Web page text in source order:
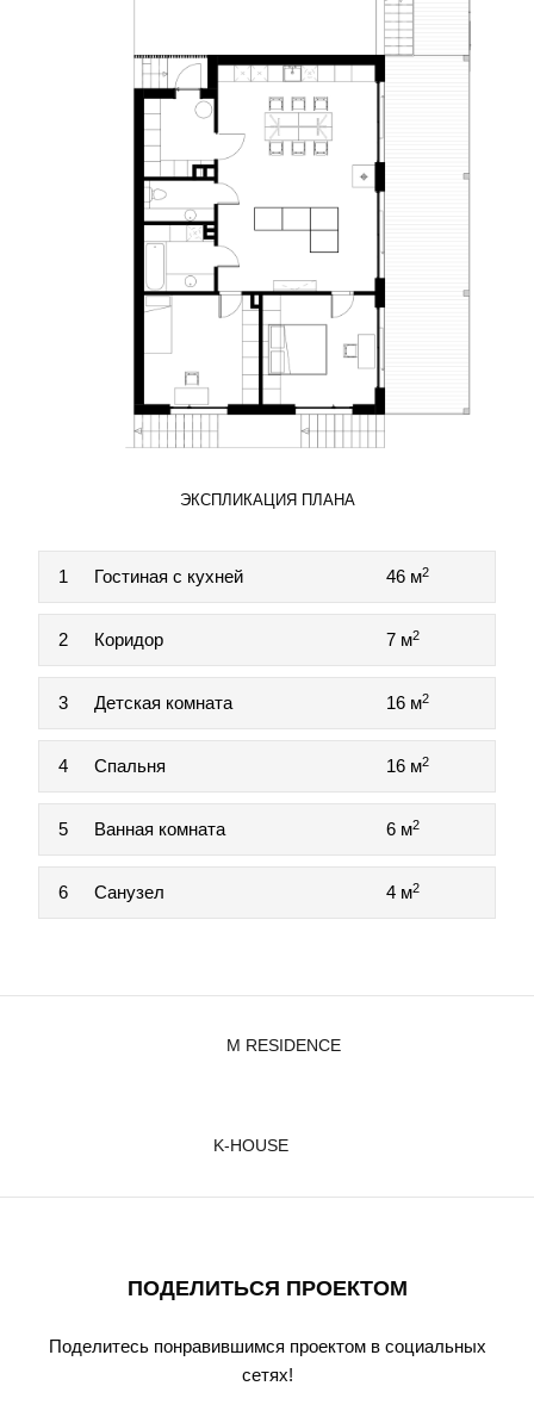
ЭКСПЛИКАЦИЯ ПЛАНА
1 Гостиная с кухней 46 м2
2 Коридор 7 м2
3 Детская комната 16 м2
4 Спальня 16 м2
5 Ванная комната 6 м2
6 Санузел 4 м2
M RESIDENCE
K-HOUSE
ПОДЕЛИТЬСЯ ПРОЕКТОМ
Поделитесь понравившимся проектом в социальных
сетях!